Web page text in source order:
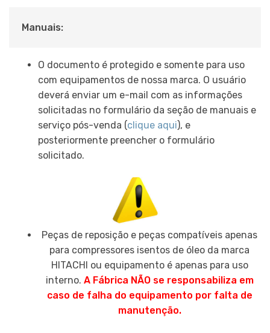
Manuais:
O documento é protegido e somente para uso
com equipamentos de nossa marca. O usuário
deverá enviar um e-mail com as informações
solicitadas no formulário da seção de manuais e
serviço pós-venda (clique aqui), e
posteriormente preencher o formulário
solicitado.
Peças de reposição e peças compatíveis apenas
para compressores isentos de óleo da marca
HITACHI ou equipamento é apenas para uso
interno. A Fábrica NÃO se responsabiliza em
caso de falha do equipamento por falta de
manutenção.